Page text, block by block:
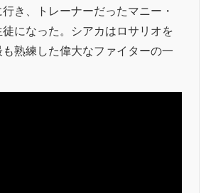
き、トレーナーだったマニー・
になった。シアカはロサリオを
熟練した偉大なファイターの一